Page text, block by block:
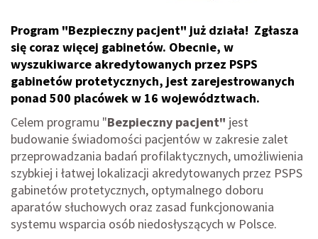
Program "Bezpieczny pacjent" już działa! Zgłasza
się coraz więcej gabinetów. Obecnie, w
wyszukiwarce akredytowanych przez PSPS
gabinetów protetycznych, jest zarejestrowanych
ponad 500 placówek w 16 województwach.
Celem programu "Bezpieczny pacjent" jest
budowanie świadomości pacjentów w zakresie zalet
przeprowadzania badań profilaktycznych, umożliwienia
szybkiej i łatwej lokalizacji akredytowanych przez PSPS
gabinetów protetycznych, optymalnego doboru
aparatów słuchowych oraz zasad funkcjonowania
systemu wsparcia osób niedosłyszących w Polsce.